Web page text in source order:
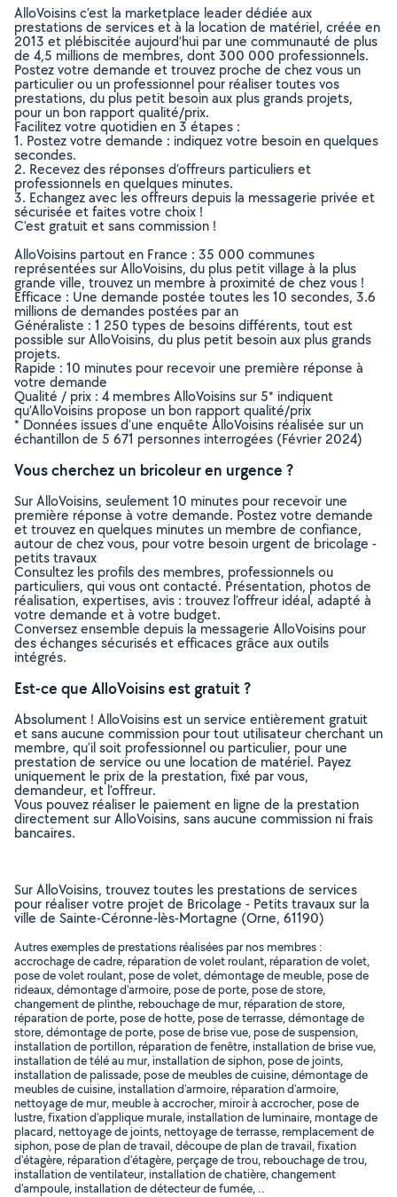
AlloVoisins c’est la marketplace leader dédiée aux
prestations de services et à la location de matériel, créée en
2013 et plébiscitée aujourd’hui par une communauté de plus
de 4,5 millions de membres, dont 300 000 professionnels.
Postez votre demande et trouvez proche de chez vous un
particulier ou un professionnel pour réaliser toutes vos
prestations, du plus petit besoin aux plus grands projets,
pour un bon rapport qualité/prix.
Facilitez votre quotidien en 3 étapes :
1. Postez votre demande : indiquez votre besoin en quelques
secondes.
2. Recevez des réponses d’offreurs particuliers et
professionnels en quelques minutes.
3. Echangez avec les offreurs depuis la messagerie privée et
sécurisée et faites votre choix !
C’est gratuit et sans commission !
AlloVoisins partout en France : 35 000 communes
représentées sur AlloVoisins, du plus petit village à la plus
grande ville, trouvez un membre à proximité de chez vous !
Efficace : Une demande postée toutes les 10 secondes, 3.6
millions de demandes postées par an
Généraliste : 1 250 types de besoins différents, tout est
possible sur AlloVoisins, du plus petit besoin aux plus grands
projets.
Rapide : 10 minutes pour recevoir une première réponse à
votre demande
Qualité / prix : 4 membres AlloVoisins sur 5* indiquent
qu’AlloVoisins propose un bon rapport qualité/prix
* Données issues d’une enquête AlloVoisins réalisée sur un
échantillon de 5 671 personnes interrogées (Février 2024)
Vous cherchez un bricoleur en urgence ?
Sur AlloVoisins, seulement 10 minutes pour recevoir une
première réponse à votre demande. Postez votre demande
et trouvez en quelques minutes un membre de confiance,
autour de chez vous, pour votre besoin urgent de bricolage -
petits travaux
Consultez les profils des membres, professionnels ou
particuliers, qui vous ont contacté. Présentation, photos de
réalisation, expertises, avis : trouvez l'offreur idéal, adapté à
votre demande et à votre budget.
Conversez ensemble depuis la messagerie AlloVoisins pour
des échanges sécurisés et efficaces grâce aux outils
intégrés.
Est-ce que AlloVoisins est gratuit ?
Absolument ! AlloVoisins est un service entièrement gratuit
et sans aucune commission pour tout utilisateur cherchant un
membre, qu’il soit professionnel ou particulier, pour une
prestation de service ou une location de matériel. Payez
uniquement le prix de la prestation, fixé par vous,
demandeur, et l’offreur.
Vous pouvez réaliser le paiement en ligne de la prestation
directement sur AlloVoisins, sans aucune commission ni frais
bancaires.
Sur AlloVoisins, trouvez toutes les prestations de services
pour réaliser votre projet de Bricolage - Petits travaux sur la
ville de Sainte-Céronne-lès-Mortagne (Orne, 61190)
Autres exemples de prestations réalisées par nos membres :
accrochage de cadre, réparation de volet roulant, réparation de volet,
pose de volet roulant, pose de volet, démontage de meuble, pose de
rideaux, démontage d'armoire, pose de porte, pose de store,
changement de plinthe, rebouchage de mur, réparation de store,
réparation de porte, pose de hotte, pose de terrasse, démontage de
store, démontage de porte, pose de brise vue, pose de suspension,
installation de portillon, réparation de fenêtre, installation de brise vue,
installation de télé au mur, installation de siphon, pose de joints,
installation de palissade, pose de meubles de cuisine, démontage de
meubles de cuisine, installation d'armoire, réparation d'armoire,
nettoyage de mur, meuble à accrocher, miroir à accrocher, pose de
lustre, fixation d'applique murale, installation de luminaire, montage de
placard, nettoyage de joints, nettoyage de terrasse, remplacement de
siphon, pose de plan de travail, découpe de plan de travail, fixation
d'étagère, réparation d'étagère, perçage de trou, rebouchage de trou,
installation de ventilateur, installation de chatière, changement
d'ampoule, installation de détecteur de fumée, ..